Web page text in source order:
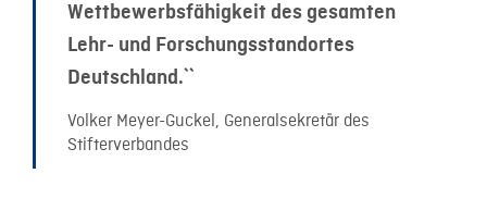
Wettbewerbsfähigkeit des gesamten
Lehr- und Forschungsstandortes
Deutschland.``
Volker Meyer-Guckel, Generalsekretär des
Stifterverbandes